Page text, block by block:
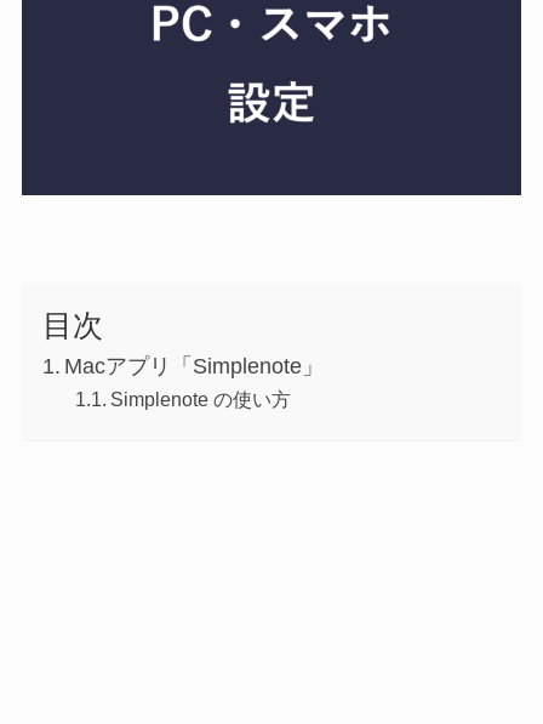
目次
Macアプリ「Simplenote」
Simplenote の使い方